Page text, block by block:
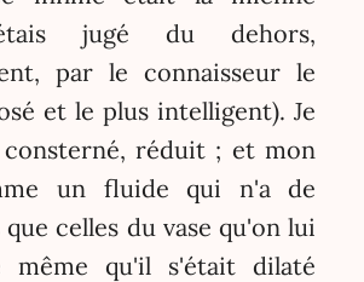
jugé du dehors,
par le connaisseur le
et le plus intelligent). Je
consterné, réduit ; et mon
un fluide qui n'a de
celles du vase qu'on lui
même qu'il s'était dilaté